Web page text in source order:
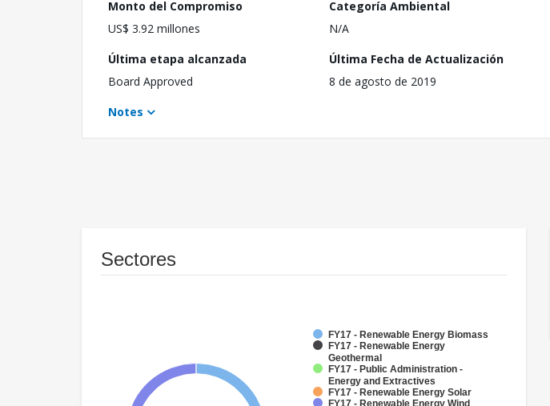
Monto del Compromiso
US$ 3.92 millones
Categoría Ambiental
N/A
Última etapa alcanzada
Board Approved
Última Fecha de Actualización
8 de agosto de 2019
Notes
Sectores
FY17 - Renewable Energy Biomass
FY17 - Renewable Energy
Geothermal
FY17 - Public Administration -
Energy and Extractives
FY17 - Renewable Energy Solar